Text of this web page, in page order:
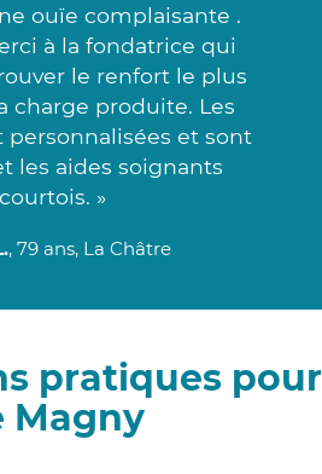
ouïe complaisante .
à la fondatrice qui
le renfort le plus
charge produite. Les
personnalisées et sont
les aides soignants
courtois. »
, 79 ans, La Châtre
pratiques pour
Magny